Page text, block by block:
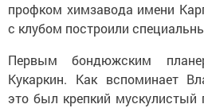
профком химзавода имени
с клубом построили
Первым бондюжским
Кукаркин. Как вспоминает
это был крепкий мускулистый